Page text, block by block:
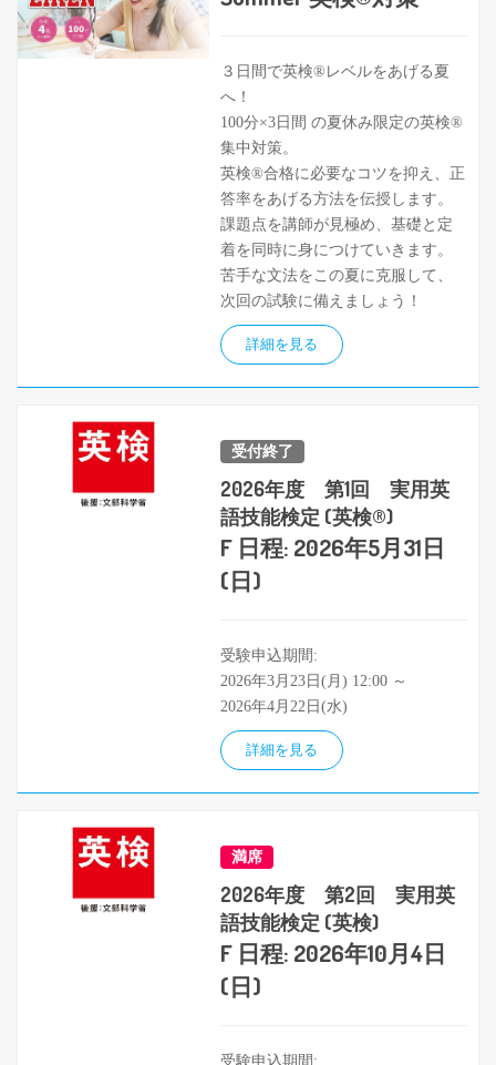
３日間で英検®レベルをあげる夏
へ！
100分×3日間 の夏休み限定の英検®
集中対策。
英検®合格に必要なコツを抑え、正
答率をあげる方法を伝授します。
課題点を講師が見極め、基礎と定
着を同時に身につけていきます。
苦手な文法をこの夏に克服して、
次回の試験に備えましょう！
詳細を見る
受付終了
2026年度 第1回 実用英
語技能検定 (英検®)
F 日程: 2026年5月31日
(日)
受験申込期間:
2026年3月23日(月) 12:00 ～
2026年4月22日(水)
詳細を見る
満席
2026年度 第2回 実用英
語技能検定 (英検)
F 日程: 2026年10月4日
(日)
受験申込期間: